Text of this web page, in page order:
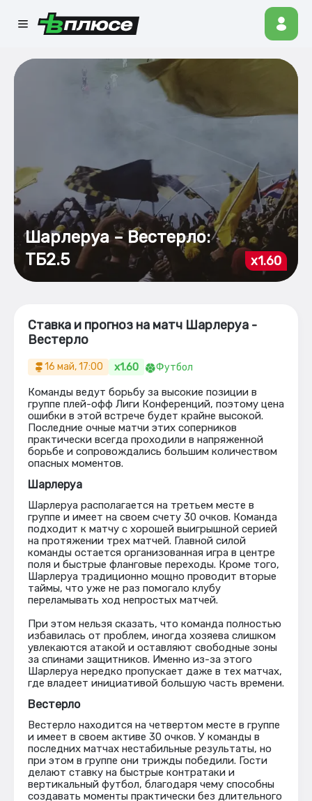
Шарлеруа – Вестерло:
ТБ2.5
x1.60
Ставка и прогноз на матч Шарлеруа -
Вестерло
16 май, 17:00 x1.60 Футбол
Команды ведут борьбу за высокие позиции в
группе плей-офф Лиги Конференций, поэтому цена
ошибки в этой встрече будет крайне высокой.
Последние очные матчи этих соперников
практически всегда проходили в напряженной
борьбе и сопровождались большим количеством
опасных моментов.
Шарлеруа
Шарлеруа располагается на третьем месте в
группе и имеет на своем счету 30 очков. Команда
подходит к матчу с хорошей выигрышной серией
на протяжении трех матчей. Главной силой
команды остается организованная игра в центре
поля и быстрые фланговые переходы. Кроме того,
Шарлеруа традиционно мощно проводит вторые
таймы, что уже не раз помогало клубу
переламывать ход непростых матчей.
При этом нельзя сказать, что команда полностью
избавилась от проблем, иногда хозяева слишком
увлекаются атакой и оставляют свободные зоны
за спинами защитников. Именно из-за этого
Шарлеруа нередко пропускает даже в тех матчах,
где владеет инициативой большую часть времени.
Вестерло
Вестерло находится на четвертом месте в группе
и имеет в своем активе 30 очков. У команды в
последних матчах нестабильные результаты, но
при этом в группе они трижды победили. Гости
делают ставку на быстрые контратаки и
вертикальный футбол, благодаря чему способны
создавать моменты практически без длительного